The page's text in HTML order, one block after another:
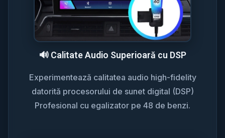
🔊 Calitate Audio Superioară cu DSP
Experimentează calitatea audio high-fidelity
datorită procesorului de sunet digital (DSP)
Profesional cu egalizator pe 48 de benzi.